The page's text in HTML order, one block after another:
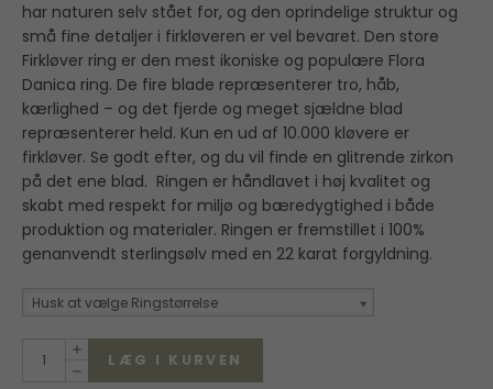
har naturen selv stået for, og den oprindelige struktur og
små fine detaljer i firkløveren er vel bevaret. Den store
Firkløver ring er den mest ikoniske og populære Flora
Danica ring. De fire blade repræsenterer tro, håb,
kærlighed – og det fjerde og meget sjældne blad
repræsenterer held. Kun en ud af 10.000 kløvere er
firkløver. Se godt efter, og du vil finde en glitrende zirkon
på det ene blad. Ringen er håndlavet i høj kvalitet og
skabt med respekt for miljø og bæredygtighed i både
produktion og materialer. Ringen er fremstillet i 100%
genanvendt sterlingsølv med en 22 karat forgyldning.
Husk at vælge Ringstørrelse
LÆG I KURVEN